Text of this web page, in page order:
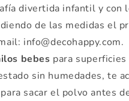
divertida infantil y con
de las medidas el
info@decohappy.com.
bebes para
sin humedades, te
sacar el polvo antes